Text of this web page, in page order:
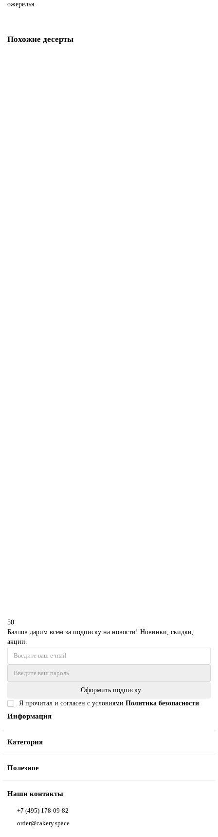
ожерелья.
Похожие десерты
50
Баллов дарим всем за подписку на новости! Новинки, скидки,
акции.
Оформить подписку
Я прочитал и согласен с условиями Политика безопасности
Информация
Категория
Полезное
Наши контакты
+7 (495) 178-09-82
order@cakery.space